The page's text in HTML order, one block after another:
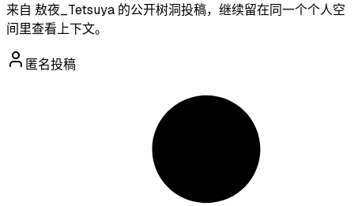
来自 敖夜_Tetsuya 的公开树洞投稿，继续留在同一个个人空
间里查看上下文。
匿名投稿